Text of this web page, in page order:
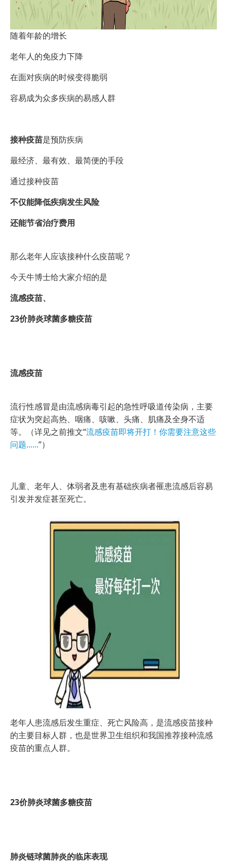
随着年龄的增长
老年人的免疫力下降
在面对疾病的时候变得脆弱
容易成为众多疾病的易感人群
接种疫苗是预防疾病
最经济、最有效、最简便的手段
通过接种疫苗
不仅能降低疾病发生风险
还能节省治疗费用
那么老年人应该接种什么疫苗呢？
今天牛博士给大家介绍的是
流感疫苗、
23价肺炎球菌多糖疫苗
流感疫苗
流行性感冒是由流感病毒引起的急性呼吸道传染病，主要
症状为突起高热、咽痛、咳嗽、头痛、肌痛及全身不适
等。（详见之前推文“流感疫苗即将开打！你需要注意这些
问题......”）
儿童、老年人、体弱者及患有基础疾病者罹患流感后容易
引发并发症甚至死亡。
老年人患流感后发生重症、死亡风险高，是流感疫苗接种
的主要目标人群，也是世界卫生组织和我国推荐接种流感
疫苗的重点人群。
23价肺炎球菌多糖疫苗
肺炎链球菌肺炎的临床表现